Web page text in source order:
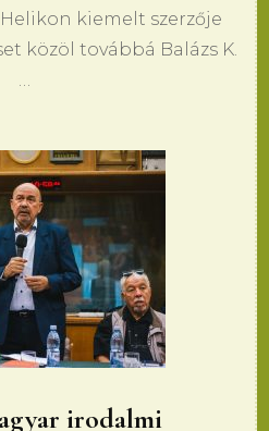
kiemelt szerzője
közöl továbbá Balázs K.
…
irodalmi